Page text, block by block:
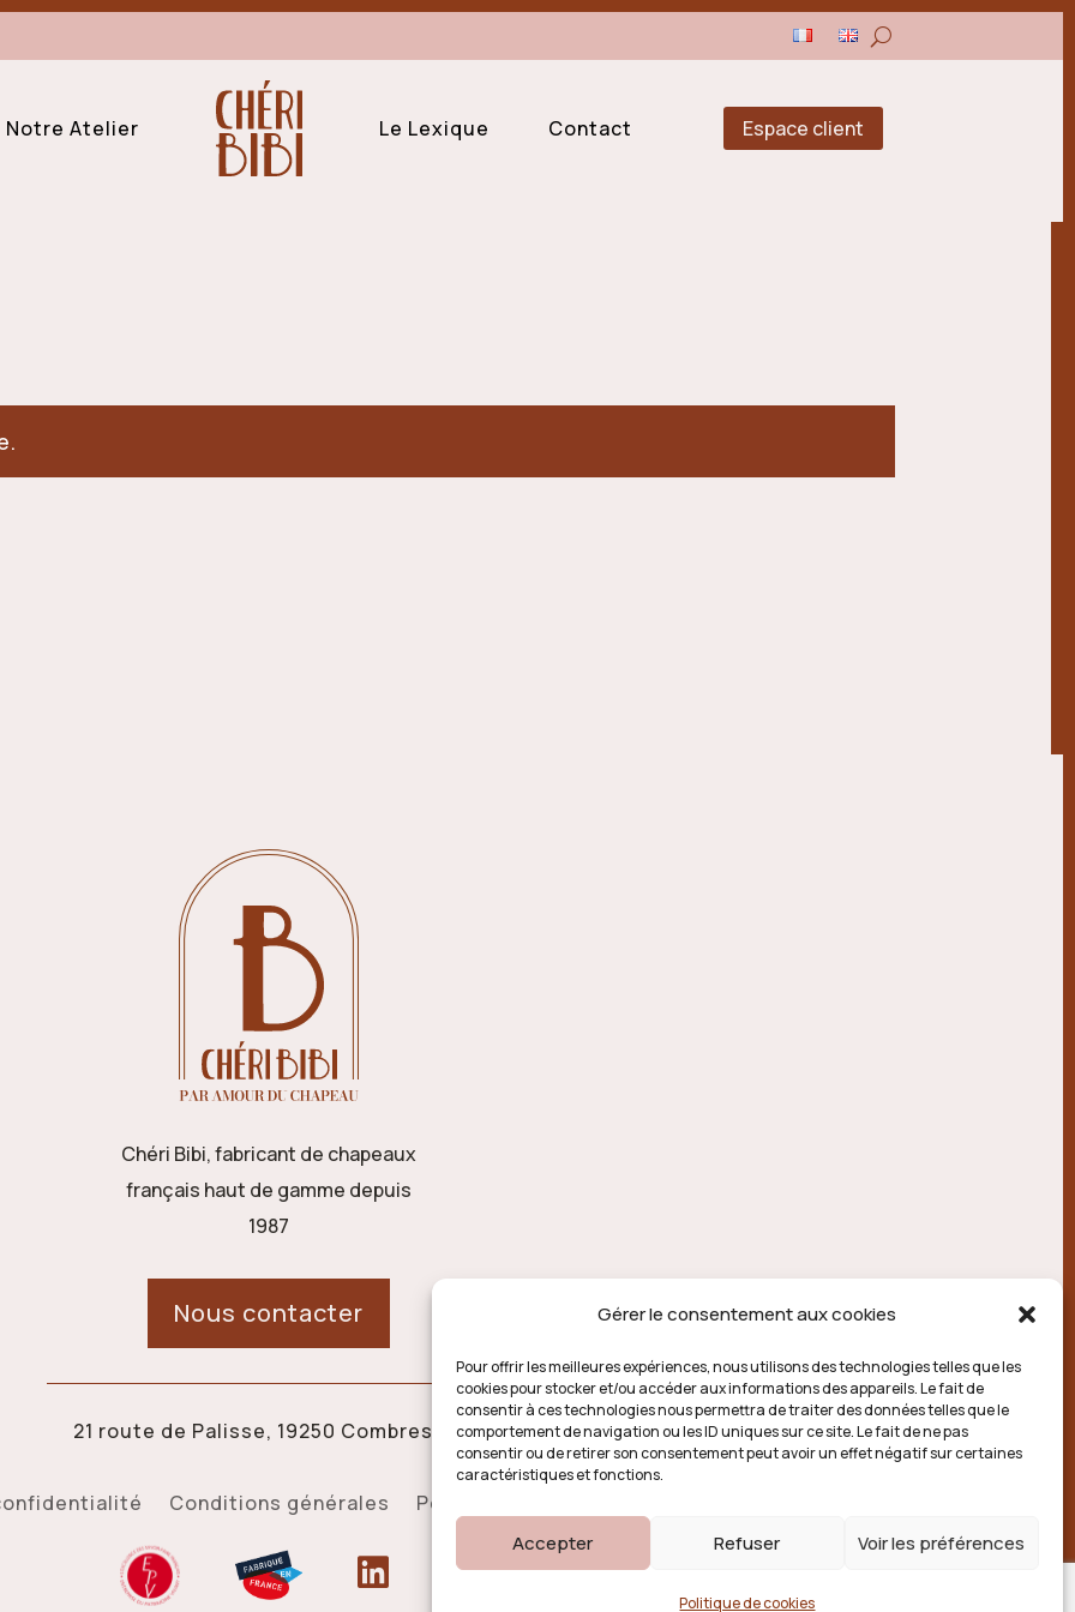
Gérer le consentement aux cookies
Pour offrir les meilleures expériences, nous utilisons des technologies telles que les
cookies pour stocker et/ou accéder aux informations des appareils. Le fait de
consentir à ces technologies nous permettra de traiter des données telles que le
comportement de navigation ou les ID uniques sur ce site. Le fait de ne pas
consentir ou de retirer son consentement peut avoir un effet négatif sur certaines
caractéristiques et fonctions.
Accepter Refuser Voir les préférences
Politique de cookies
Notre Atelier Le Lexique Contact Espace client
Chéri Bibi, fabricant de chapeaux
français haut de gamme depuis
1987
Nous contacter
21 route de Palisse, 19250 Combressol
Conditions générales Politique de cookies (UE)
